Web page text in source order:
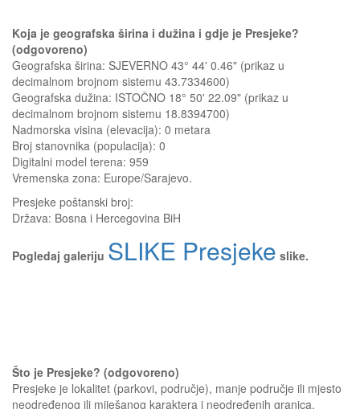
Koja je geografska širina i dužina i gdje je Presjeke?
(odgovoreno)
Geografska širina: SJEVERNO 43° 44' 0.46" (prikaz u
decimalnom brojnom sistemu 43.7334600)
Geografska dužina: ISTOČNO 18° 50' 22.09" (prikaz u
decimalnom brojnom sistemu 18.8394700)
Nadmorska visina (elevacija): 0 metara
Broj stanovnika (populacija): 0
Digitalni model terena: 959
Vremenska zona: Europe/Sarajevo.
Presjeke poštanski broj:
Država: Bosna i Hercegovina BiH
Pogledaj galeriju SLIKE Presjeke slike.
Što je Presjeke? (odgovoreno)
Presjeke je lokalitet (parkovi, područje), manje područje ili mjesto
neodređenog ili miješanog karaktera i neodređenih granica.